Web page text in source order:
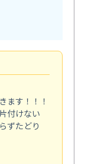
ます！！！
付けない
ずたどり